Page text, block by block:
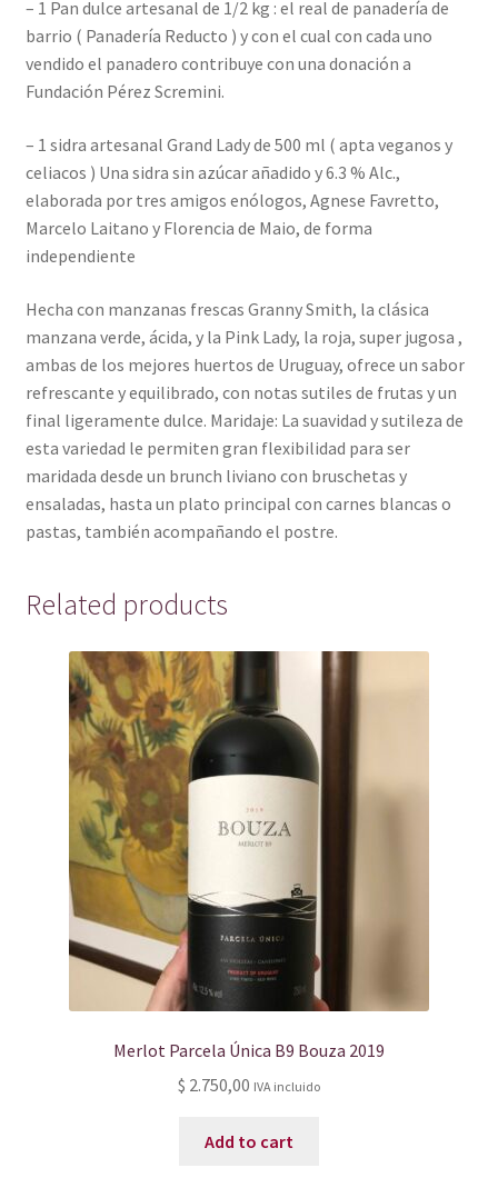
– 1 Pan dulce artesanal de 1/2 kg : el real de panadería de
barrio ( Panadería Reducto ) y con el cual con cada uno
vendido el panadero contribuye con una donación a
Fundación Pérez Scremini.
– ⁠1 sidra artesanal Grand Lady de 500 ml ( apta veganos y
celiacos ) Una sidra sin azúcar añadido y6.3 % Alc.,
elaborada por tres amigos enólogos, Agnese Favretto,
Marcelo Laitano y Florencia de Maio, de forma
independiente
Hecha con manzanas frescas Granny Smith, la clásica
manzana verde, ácida, y la Pink Lady, la roja, super jugosa ,
ambas de los mejores huertos de Uruguay, ofrece un sabor
refrescante y equilibrado, con notas sutiles de frutas y un
final ligeramente dulce. Maridaje: La suavidad y sutileza de
esta variedad le permiten gran flexibilidad para ser
maridada desde un brunch liviano con bruschetas y
ensaladas, hasta un plato principal con carnes blancas o
pastas, también acompañando el postre.
Related products
Merlot Parcela Única B9 Bouza 2019
$ 2.750,00 IVA incluido
Add to cart